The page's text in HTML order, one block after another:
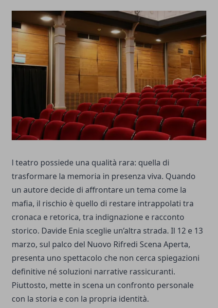
l teatro possiede una qualità rara: quella di
trasformare la memoria in presenza viva. Quando
un autore decide di affrontare un tema come la
mafia, il rischio è quello di restare intrappolati tra
cronaca e retorica, tra indignazione e racconto
storico. Davide Enia sceglie un’altra strada. Il 12 e 13
marzo, sul palco del Nuovo Rifredi Scena Aperta,
presenta uno spettacolo che non cerca spiegazioni
definitive né soluzioni narrative rassicuranti.
Piuttosto, mette in scena un confronto personale
con la storia e con la propria identità.